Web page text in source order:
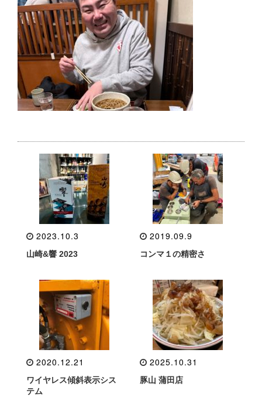
2023.10.3
山崎&響 2023
2019.09.9
コンマ１の精密さ
2020.12.21
ワイヤレス傾斜表示シス
テム
2025.10.31
豚山 蒲田店